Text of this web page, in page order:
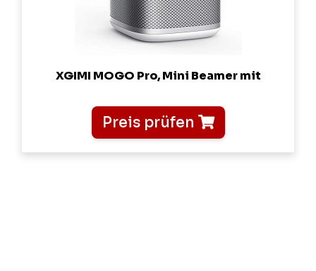
XGIMI MOGO Pro, Mini Beamer mit
Preis prüfen